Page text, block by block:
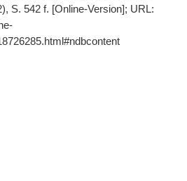
S. 542 f. [Online-Version]; URL: